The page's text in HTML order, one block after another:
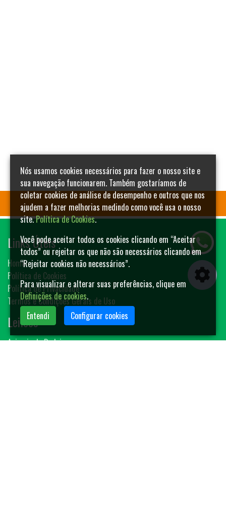
Links Úteis
Home
Política de Cookies
Política de Privacidade
Termos e Condições Gerais de Uso
Leilões
Animais de Rodeio
Nós usamos cookies necessários para fazer o nosso site e
sua navegação funcionarem. Também gostaríamos de
coletar cookies de análise de desempenho e outros que nos
ajudem a fazer melhorias medindo como você usa o nosso
site.Política de Cookies.
Você pode aceitar todos os cookies clicando em “Aceitar
todos” ou rejeitar os que não são necessários clicando em
“Rejeitar cookies não necessários”.
Para visualizar e alterar suas preferências, clique em
Definições de cookies.
Entendi
Configurar cookies